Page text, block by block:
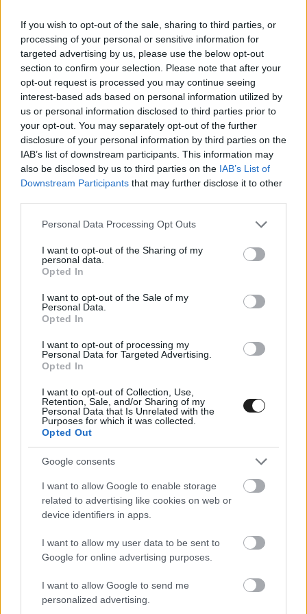
If you wish to opt-out of the sale, sharing to third parties, or
processing of your personal or sensitive information for
targeted advertising by us, please use the below opt-out
section to confirm your selection. Please note that after your
opt-out request is processed you may continue seeing
interest-based ads based on personal information utilized by
us or personal information disclosed to third parties prior to
your opt-out. You may separately opt-out of the further
disclosure of your personal information by third parties on the
IAB’s list of downstream participants. This information may
also be disclosed by us to third parties on the IAB’s List of
Downstream Participants that may further disclose it to other
Please note that this website/app uses one or more Google
not limited to your visit or usage behaviour. You may click to
grant or deny consent to Google and its third-party tags to
use your data for below specified purposes in below Google
consent section.
Personal Data Processing Opt Outs
I want to opt-out of the Sharing of my
personal data.
Opted In
I want to opt-out of the Sale of my
Personal Data.
Opted In
I want to opt-out of processing my
Personal Data for Targeted Advertising.
Opted In
I want to opt-out of Collection, Use,
Retention, Sale, and/or Sharing of my
Personal Data that Is Unrelated with the
Purposes for which it was collected.
Opted Out
Google consents
I want to allow Google to enable storage
related to advertising like cookies on web or
device identifiers in apps.
I want to allow my user data to be sent to
Google for online advertising purposes.
I want to allow Google to send me
personalized advertising.
szabályok legyenek arra vonatkozóan, hogyan
kezeljük a verseny közben kiszabott, nem
fellebbezhető büntetéseket, és hogyan
biztosítsuk a helyes végeredményt a futam
végén.”
monacói bokszutca hosszának rossz
meghatározása miatt nem voltak pontosak a
mérései, ez benne van a pakliban. „Nincs
tökéletes mérőrendszer a világon. Egyetlen
sebességmérési módszer sem hibátlan,
mindegyik tévedhet. Ennek ellenére már nagyon
sok éve ezt a rendszert használjuk. Ugyanaz volt
a verseny előtti napon, ugyanaz pénteken, és
ugyanaz az előző években is. Mindannyian
alkalmazkodtunk hozzá, és 17 vagy 18 autó